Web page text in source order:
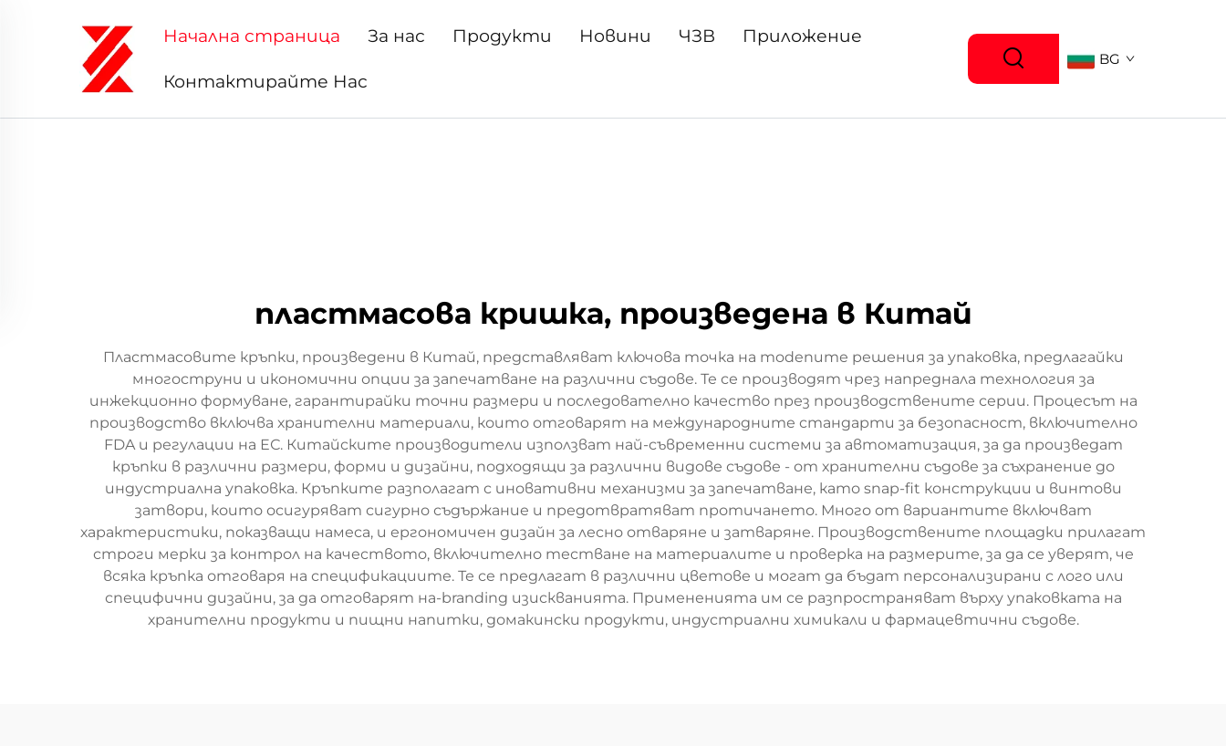
Начална страница За нас Продукти Новини ЧЗВ Приложение
Контактирайте Нас
BG
пластмасова кришка, произведена в Китай
Пластмасовите кръпки, произведени в Китай, представляват ключова точка на modenите решения за упаковка, предлагайки
многоструни и икономични опции за запечатване на различни съдове. Те се производят чрез напреднала технология за
инжекционно формуване, гарантирайки точни размери и последователно качество през производствените серии. Процесът на
производство включва хранителни материали, които отговарят на международните стандарти за безопасност, включително
FDA и регулации на ЕС. Китайските производители използват най-съвременни системи за автоматизация, за да произведат
кръпки в различни размери, форми и дизайни, подходящи за различни видове съдове - от хранителни съдове за съхранение до
индустриална упаковка. Кръпките разполагат с иновативни механизми за запечатване, като snap-fit конструкции и винтови
затвори, които осигуряват сигурно съдържание и предотвратяват протичането. Много от вариантите включват
характеристики, показващи намеса, и ергономичен дизайн за лесно отваряне и затваряне. Производствените площадки прилагат
строги мерки за контрол на качеството, включително тестване на материалите и проверка на размерите, за да се уверят, че
всяка кръпка отговаря на спецификациите. Те се предлагат в различни цветове и могат да бъдат персонализирани с лого или
специфични дизайни, за да отговарят на-branding изискванията. Примененията им се разпространяват върху упаковката на
хранителни продукти и пищни напитки, домакински продукти, индустриални химикали и фармацевтични съдове.